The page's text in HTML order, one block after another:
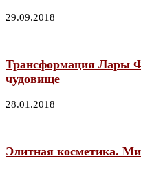
29.09.2018
Трансформация Лары
чудовище
28.01.2018
Элитная косметика.